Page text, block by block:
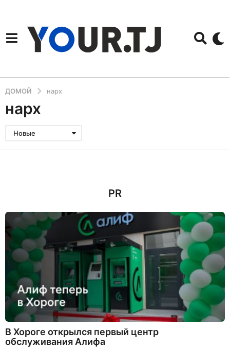
ДОМОЙ нарх
нарх
Новые
PR
В Хороге открылся первый центр
обслуживания Алифа